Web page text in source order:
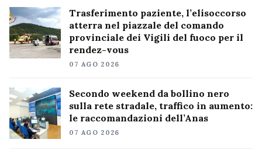
Trasferimento paziente, l’elisoccorso
atterra nel piazzale del comando
provinciale dei Vigili del fuoco per il
rendez-vous
07 AGO 2026
Secondo weekend da bollino nero
sulla rete stradale, traffico in aumento:
le raccomandazioni dell’Anas
07 AGO 2026